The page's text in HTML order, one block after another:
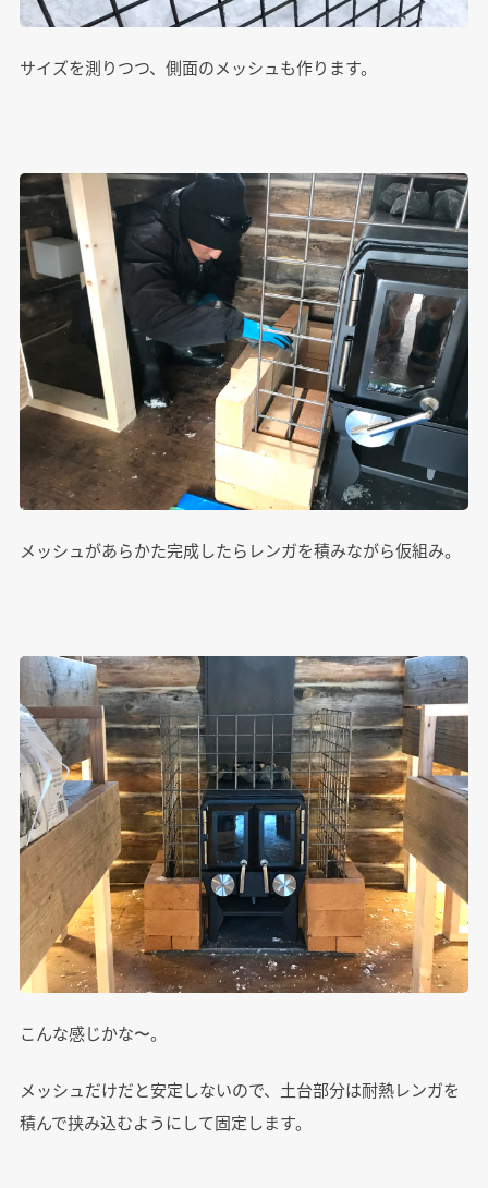
サイズを測りつつ、側面のメッシュも作ります。
メッシュがあらかた完成したらレンガを積みながら仮組み。
こんな感じかな〜。
メッシュだけだと安定しないので、土台部分は耐熱レンガを
積んで挟み込むようにして固定します。